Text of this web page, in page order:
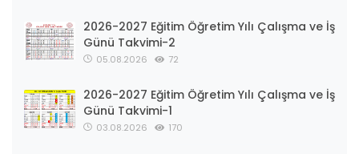
2026-2027 Eğitim Öğretim Yılı Çalışma ve İş
Günü Takvimi-2
05.08.2026 72
2026-2027 Eğitim Öğretim Yılı Çalışma ve İş
Günü Takvimi-1
03.08.2026 170